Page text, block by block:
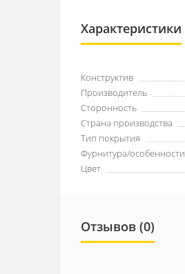
Характеристики
Конструктив
Производитель
Сторонность
Страна производства
Тип покрытия
Фурнитура/особенности
Цвет
Отзывов (0)